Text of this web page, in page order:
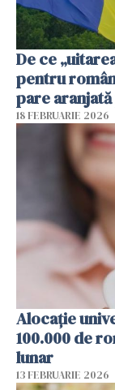
De ce
pentru
pare
18 FEBRUARIE 2026
Alocație
100.000 de
lunar
13 FEBRUARIE 2026